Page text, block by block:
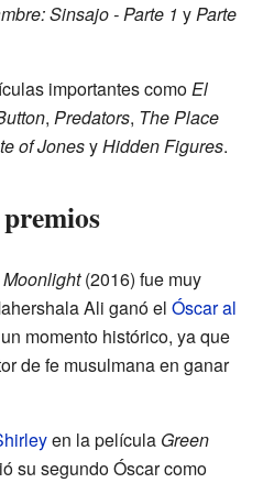
Sinsajo - Parte 1 yParte
importantes comoEl
, Predators, The Place
of JonesyHidden Figures.
Moonlight(2016) fue muy
Ali ganó el Óscar al
momento histórico, ya que
de fe musulmana en ganar
en la película Green
su segundo Óscar como